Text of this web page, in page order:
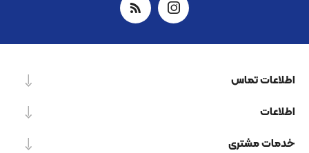
اطلاعات تماس
اطلاعات
خدمات مشتری